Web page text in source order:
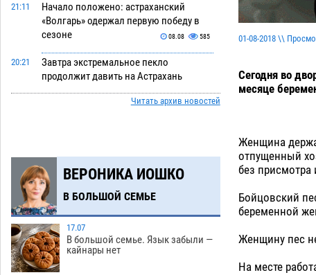
21:11
Начало положено: астраханский
«Волгарь» одержал первую победу в
сезоне
08.08 585
20:21
Завтра экстремальное пекло
продолжит давить на Астрахань
08.08 595
18:09
Астраханца будут судить за попытку
сбыта крупной партии прегабалина
16:58
Игорь Мартынов вручил награды
тренерам и учителям физкультуры
Камызякского района
Читать архив новостей
ВЕРОНИКА ИОШКО
В БОЛЬШОЙ СЕМЬЕ
17.07
В большой семье. Язык забыли —
кайнары нет
01-08-2018 \\
Сегодня во
месяце
Женщина
отпущенный
без
Бойцовский
беременной
Женщину пес
На месте